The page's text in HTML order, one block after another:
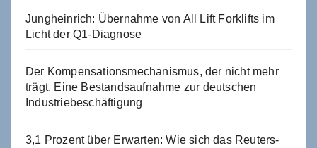
Jungheinrich: Übernahme von All Lift Forklifts im
Licht der Q1-Diagnose
Der Kompensationsmechanismus, der nicht mehr
trägt. Eine Bestandsaufnahme zur deutschen
Industriebeschäftigung
3,1 Prozent über Erwarten: Wie sich das Reuters-